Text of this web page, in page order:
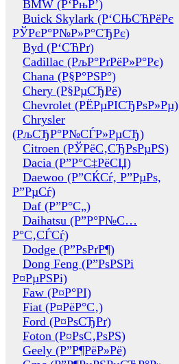
BMW (Р‘РњР’)
Buick Skylark (Р‘СЊСЋРёРє
РЎРєР°Р№Р»Р°СЂРє)
Byd (Р‘СЋРґ)
Cadillac (РљР°РґРёР»Р°Рє)
Chana (Р§Р°РЅР°)
Chery (Р§РµСЂРё)
Chevrolet (РЁРµРІСЂРѕР»Рµ)
Chrysler
(РљСЂР°Р№СЃР»РµСЂ)
Citroen (РЎРёС‚СЂРѕРµРЅ)
Dacia (Р”Р°С‡РёСЏ)
Daewoo (Р”СЌСѓ, Р”РµРѕ,
Р”РµСѓ)
Daf (Р”Р°С„)
Daihatsu (Р”Р°Р№С…
Р°С‚СЃСѓ)
Dodge (Р”РѕРґР¶)
Dong Feng (Р”РѕРЅРі
Р¤РµРЅРі)
Faw (Р¤Р°РІ)
Fiat (Р¤РёР°С‚)
Ford (Р¤РѕСЂРґ)
Foton (Р¤РѕС‚РѕРЅ)
Geely (Р”Р¶РёР»Рё)